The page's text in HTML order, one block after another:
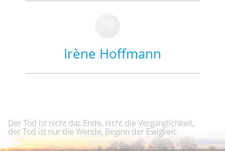
Irène Hoffmann
Der Tod ist nicht das Ende, nicht die Vergänglichkeit,
der Tod ist nur die Wende, Beginn der Ewigkeit.